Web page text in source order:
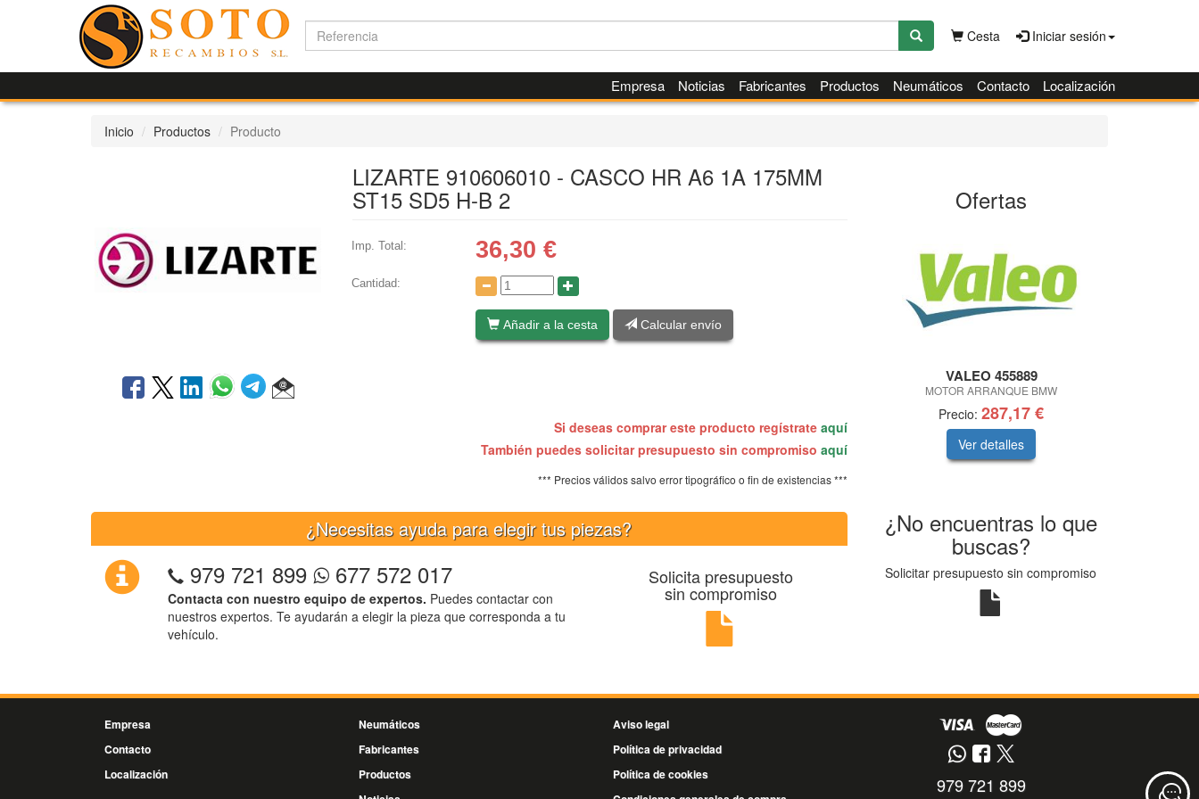
Cesta Iniciar sesión
Empresa Noticias Fabricantes Productos Neumáticos Contacto Localización
Inicio Productos Producto
LIZARTE 910606010 - CASCO HR A6 1A 175MM
ST15 SD5 H-B 2
Imp. Total: 36,30 €
Cantidad:
Añadir a la cesta Calcular envío
Si deseas comprar este producto regístrate aquí
También puedes solicitar presupuesto sin compromiso aquí
*** Precios válidos salvo error tipográfico o fin de existencias ***
¿Necesitas ayuda para elegir tus piezas?
979 721 899 677 572 017
Contacta con nuestro equipo de expertos. Puedes contactar con
nuestros expertos. Te ayudarán a elegir la pieza que corresponda a tu
vehículo.
Solicita presupuesto
sin compromiso
Ofertas
VALEO 455889
MOTOR ARRANQUE BMW
Precio: 287,17 €
Ver detalles
¿No encuentras lo que
buscas?
Solicitar presupuesto sin compromiso
Empresa
Contacto
Localización
Neumáticos
Fabricantes
Productos
Aviso legal
Política de privacidad
Política de cookies
979 721 899